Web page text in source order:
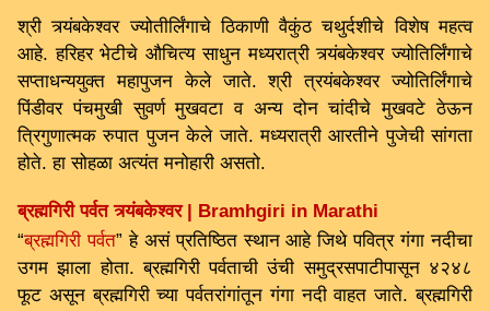
श्री त्र्यंबकेश्वर ज्योतीर्लिंगाचे ठिकाणी वैकुंठ चथुर्दशीचे विशेष महत्व
आहे. हरिहर भेटीचे औचित्य साधुन मध्यरात्री त्र्यंबकेश्वर ज्योतिर्लिंगाचे
सप्ताधन्ययुक्त महापुजन केले जाते. श्री त्रयंबकेश्वर ज्योतिर्लिंगाचे
पिंडीवर पंचमुखी सुवर्ण मुखवटा व अन्य दोन चांदीचे मुखवटे ठेऊन
त्रिगुणात्मक रुपात पुजन केले जाते. मध्यरात्री आरतीने पुजेची सांगता
होते. हा सोहळा अत्यंत मनोहारी असतो.
ब्रह्मगिरी पर्वत त्र्यंबकेश्वर | Bramhgiri in Marathi
“ब्रह्मगिरी पर्वत” हे असं प्रतिष्ठित स्थान आहे जिथे पवित्र गंगा नदीचा
उगम झाला होता. ब्रह्मगिरी पर्वताची उंची समुद्रसपाटीपासून ४२४८
फूट असून ब्रह्मगिरी च्या पर्वतरांगांतून गंगा नदी वाहत जाते. ब्रह्मगिरी